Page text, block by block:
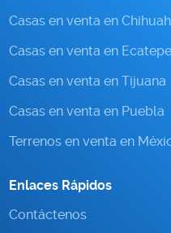
Casas en venta en
Casas en venta en
Casas en venta en Tijuana
Casas en venta en Puebla
Terrenos en venta en
Enlaces Rápidos
Contáctenos